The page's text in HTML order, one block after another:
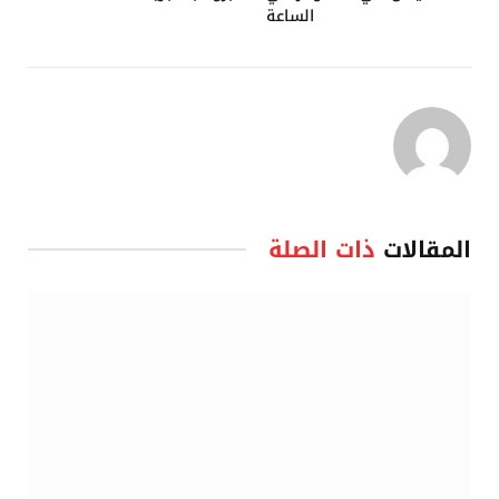
الساعة
المقالات ذات الصلة